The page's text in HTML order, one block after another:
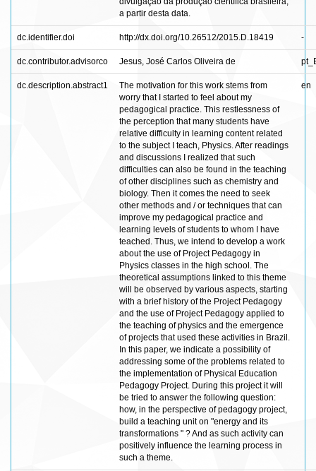
a partir desta data.
dc.identifier.doi http://dx.doi.org/10.26512/2015.D.18419 -
dc.contributor.advisorco Jesus, José Carlos Oliveira de
dc.description.abstract1
The motivation for this work stems from
worry that I started to feel about my
pedagogical practice. This restlessness of
the perception that many students have
relative difficulty in learning content related
to the subject I teach, Physics. After readings
and discussions I realized that such
difficulties can also be found in the teaching
of other disciplines such as chemistry and
biology. Then it comes the need to seek
other methods and / or techniques that can
improve my pedagogical practice and
learning levels of students to whom I have
teached. Thus, we intend to develop a work
about the use of Project Pedagogy in
Physics classes in the high school. The
theoretical assumptions linked to this theme
will be observed by various aspects, starting
with a brief history of the Project Pedagogy
and the use of Project Pedagogy applied to
the teaching of physics and the emergence
of projects that used these activities in Brazil.
In this paper, we indicate a possibility of
addressing some of the problems related to
the implementation of Physical Education
Pedagogy Project. During this project it will
be tried to answer the following question:
how, in the perspective of pedagogy project,
build a teaching unit on "energy and its
transformations " ? And as such activity can
positively influence the learning process in
such a theme.
en